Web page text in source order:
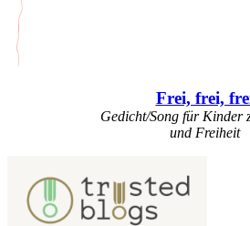
Frei, frei,
Gedicht/Song für Kinder
und Freiheit